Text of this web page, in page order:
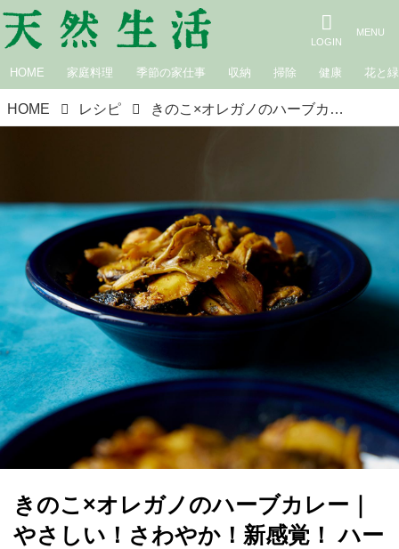
HOME 家庭料理 季節の家仕事 収納 掃除 健康 花と緑
HOME レシピ きのこ×オレガノのハーブカレー｜やさしい！さわやか！新感覚！ ハーブカレー／カレー研究家・水野仁輔さん
きのこ×オレガノのハーブカレー｜
やさしい！さわやか！新感覚！ ハー